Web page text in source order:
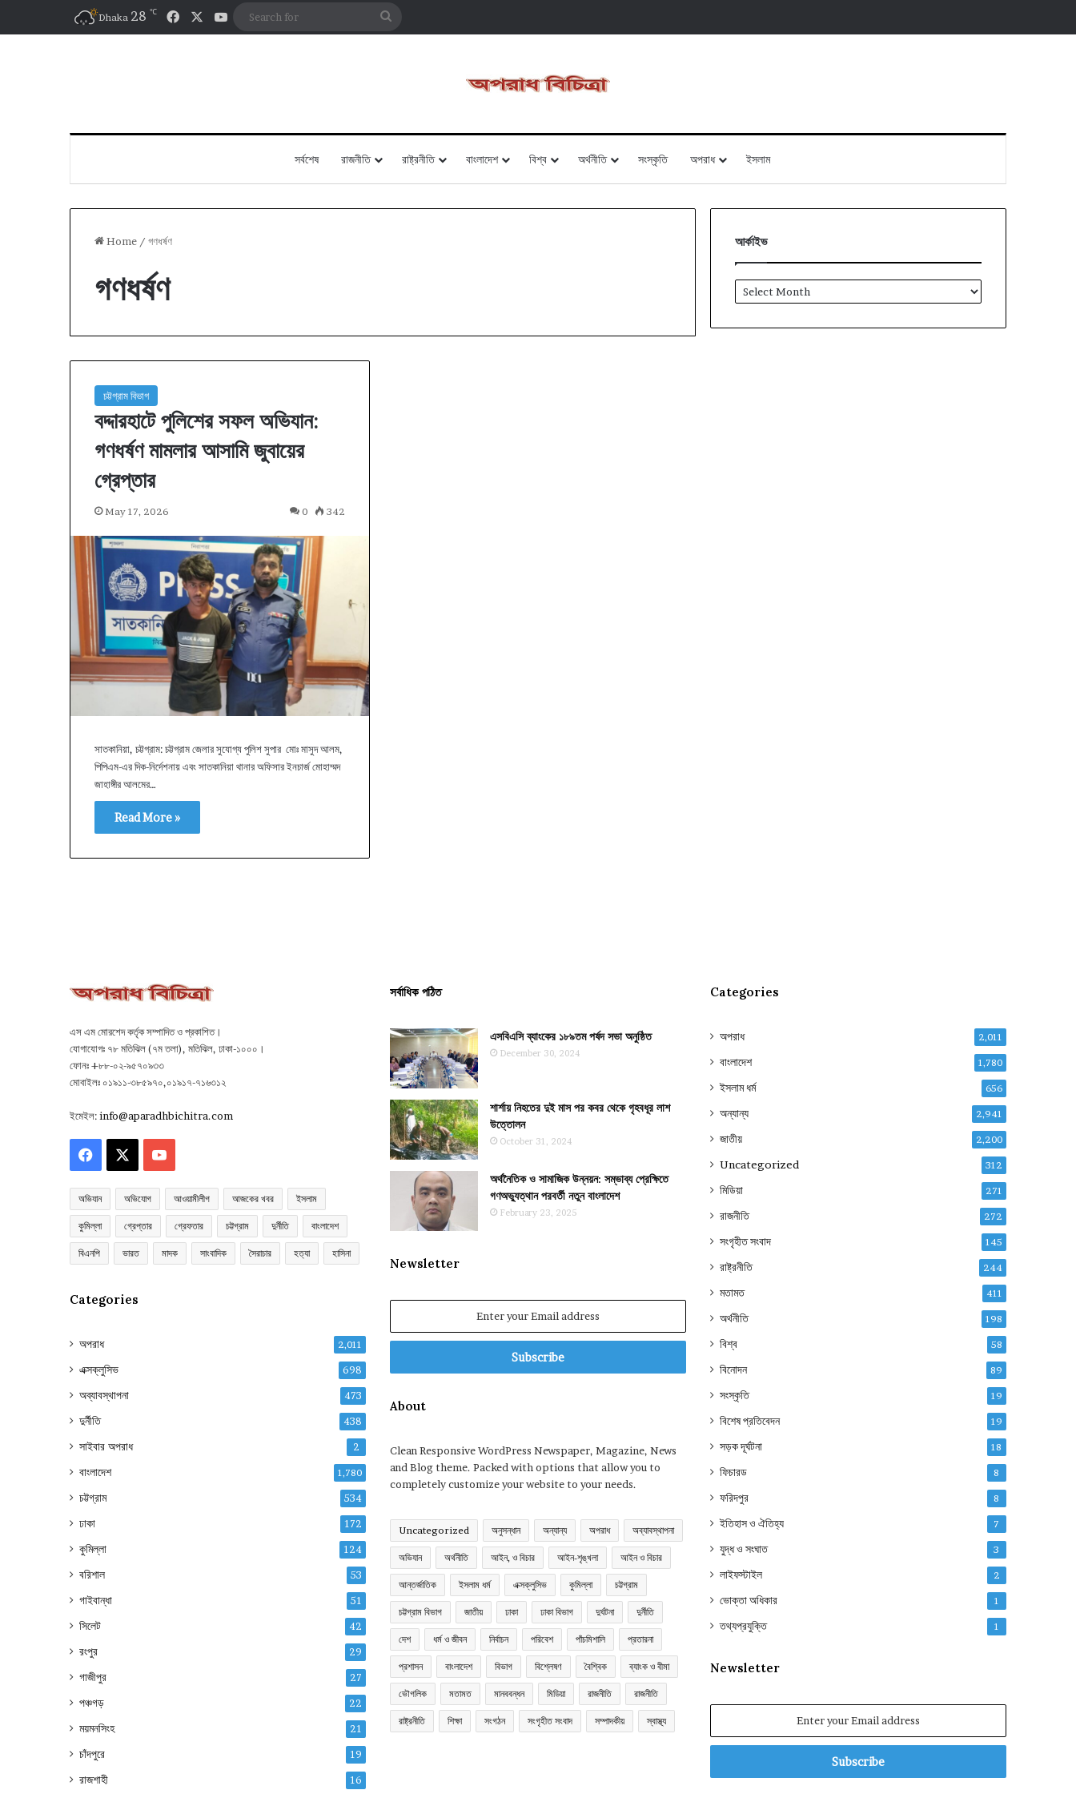
Dhaka 28 ℃ FacebookYouTube
সর্বশেষ রাজনীতি রাষ্ট্রনীতি বাংলাদেশ বিশ্ব অর্থনীতি সংস্কৃতি অপরাধ ইসলাম
Home / গণধর্ষণ
গণধর্ষণ
চট্টগ্রাম বিভাগ
বদ্দারহাটে পুলিশের সফল অভিযান:
গণধর্ষণ মামলার আসামি জুবায়ের
গ্রেপ্তার
May 17, 2026 0 342
সাতকানিয়া, চট্টগ্রাম: চট্টগ্রাম জেলার সুযোগ্য পুলিশ সুপার মোঃ মাসুদ আলম,
পিপিএম-এর দিক-নির্দেশনায় এবং সাতকানিয়া থানার অফিসার ইনচার্জ মোহাম্মদ
জাহাঙ্গীর আলমের…
Read More »
আর্কাইভ
আর্কাইভ
এস এম মোরশেদ কর্তৃক সম্পাদিত ও প্রকাশিত।
যোগাযোগঃ ৭৮ মতিঝিল (৭ম তলা), মতিঝিল, ঢাকা-১০০০।
ফোনঃ +৮৮-০২-৯৫৭০৯৩৩
মোবাইলঃ ০১৯১১-৩৮৫৯৭০,০১৯১৭-৭১৬৩১২
ইমেইল:info@aparadhbichitra.com
Facebook YouTube
অভিযান অভিযোগ আওয়ামীলীগ আজকের খবর ইসলাম
কুমিল্লা গ্রেপ্তার গ্রেফতার চট্টগ্রাম দুর্নীতি বাংলাদেশ
বিএনপি ভারত মাদক সাংবাদিক সৈরাচার হত্যা হাসিনা
Categories
অপরাধ 2,011
এক্সক্লুসিভ 698
অব্যাবস্থাপনা 473
দুর্নীতি 438
সাইবার অপরাধ 2
বাংলাদেশ 1,780
চট্টগ্রাম 534
ঢাকা 172
কুমিল্লা 124
বরিশাল 53
গাইবান্ধা 51
সিলেট 42
রংপুর 29
গাজীপুর 27
পঞ্চগড় 22
ময়মনসিংহ 21
চাঁদপুরে 19
রাজশাহী 16
সর্বাধিক পঠিত
এসবিএসি ব্যাংকের ১৮৯তম পর্ষদ সভা অনুষ্ঠিত
December 30, 2024
শার্শায় নিহতের দুই মাস পর কবর থেকে গৃহবধূর লাশ
উত্তোলন
October 31, 2024
অর্থনৈতিক ও সামাজিক উন্নয়ন: সম্ভাব্য প্রেক্ষিতে
গণঅভ্যুত্থান পরবর্তী নতুন বাংলাদেশ
February 23, 2025
Newsletter
Email
About
Clean Responsive WordPress Newspaper, Magazine, News
and Blog theme. Packed with options that allow you to
completely customize your website to your needs.
Uncategorized অনুসন্ধান অন্যান্য অপরাধ অব্যাবস্থাপনা
অভিযান অর্থনীতি আইন, ও বিচার আইন-শৃঙ্খলা আইন ও বিচার
আন্তর্জাতিক ইসলাম ধর্ম এক্সক্লুসিভ কুমিল্লা চট্টগ্রাম
চট্টগ্রাম বিভাগ জাতীয় ঢাকা ঢাকা বিভাগ দুর্ঘটনা দুর্নীতি
দেশ ধর্ম ও জীবন নির্বাচন পরিবেশ পাঁচমিশালি প্রতারনা
প্রশাসন বাংলাদেশ বিভাগ বিশ্লেষণ বৈশ্বিক ব্যাংক ও বীমা
ভৌগলিক মতামত মানববন্ধন মিডিয়া রাজনীতি রাজনীতি
রাষ্ট্রনীতি শিক্ষা সংগঠন সংগৃহীত সংবাদ সম্পাদকীয় স্বাস্থ্য
Categories
অপরাধ 2,011
বাংলাদেশ 1,780
ইসলাম ধর্ম 656
অন্যান্য 2,941
জাতীয় 2,200
Uncategorized 312
মিডিয়া 271
রাজনীতি 272
সংগৃহীত সংবাদ 145
রাষ্ট্রনীতি 244
মতামত 411
অর্থনীতি 198
বিশ্ব 58
বিনোদন 89
সংস্কৃতি 19
বিশেষ প্রতিবেদন 19
সড়ক দূর্ঘটনা 18
ফিচারড 8
ফরিদপুর 8
ইতিহাস ও ঐতিহ্য 7
যুদ্ধ ও সংঘাত 3
লাইফস্টাইল 2
ভোক্তা অধিকার 1
তথ্যপ্রযুক্তি 1
Newsletter
Email